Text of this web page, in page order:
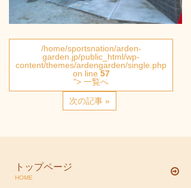
/home/sportsnation/arden-
garden.jp/public_html/wp-
content/themes/ardengarden/single.php
on line 57
"> 一覧へ
次の記事 »
トップページ
HOME